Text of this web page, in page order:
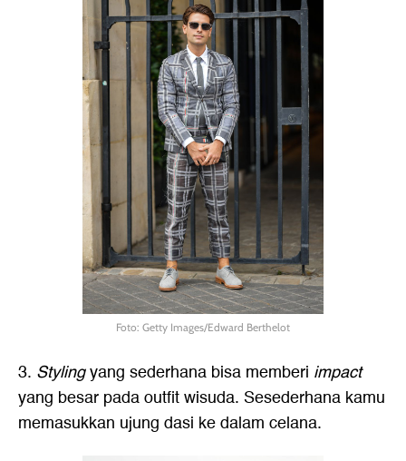
Foto: Getty Images/Edward Berthelot
3. Stylingyang sederhana bisa memberi impact
yang besar pada outfit wisuda. Sesederhana kamu
memasukkan ujung dasi ke dalam celana.